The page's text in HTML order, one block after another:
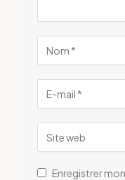
Enregistrer